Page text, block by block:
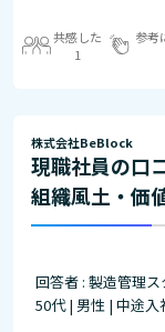
共感した
1
参考
株式会社BeBlock
現職社員の口
組織風土・価
回答者 : 製造管理ス
50代 | 男性 | 中途